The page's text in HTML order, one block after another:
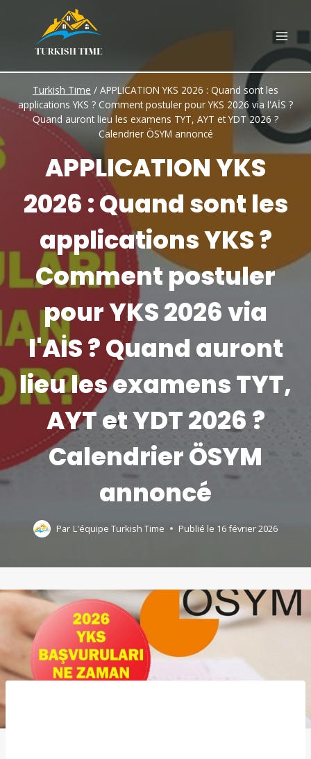
content
Turkish Time / APPLICATION YKS 2026 : Quand sont les
applications YKS ? Comment postuler pour YKS 2026 via l'AİS ?
Quand auront lieu les examens TYT, AYT et YDT 2026 ?
Calendrier ÖSYM annoncé
APPLICATION YKS
2026 : Quand sont les
applications YKS ?
Comment postuler
pour YKS 2026 via
l'AİS ? Quand auront
lieu les examens TYT,
AYT et YDT 2026 ?
Calendrier ÖSYM
annoncé
Par L'équipe Turkish Time Publié le 16 février 2026